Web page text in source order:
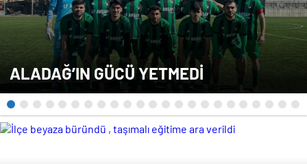
ALADAĞ’IN GÜCÜ YETMEDİ